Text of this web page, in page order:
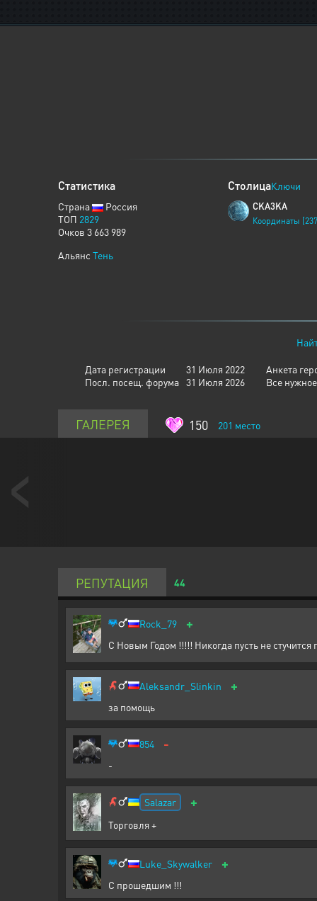
Статистика
Страна
Россия
ТОП 2829
Очков 3 663 989
Альянс Тень
СтолицаКлючи
CKA3KA
Координаты
Дата регистрации
31 Июля 2022
Посл. посещ. форума 31 Июля 2026
Анкета
Все
ГАЛЕРЕЯ 150 201 место
РЕПУТАЦИЯ 44
Rock_79 +
С Новым Годом !!!!! Никогда пусть не стучится
Aleksandr_Slinkin +
за помощь
854 -
-
Salazar +
Торговля +
Luke_Skywalker +
С прошедшим !!!